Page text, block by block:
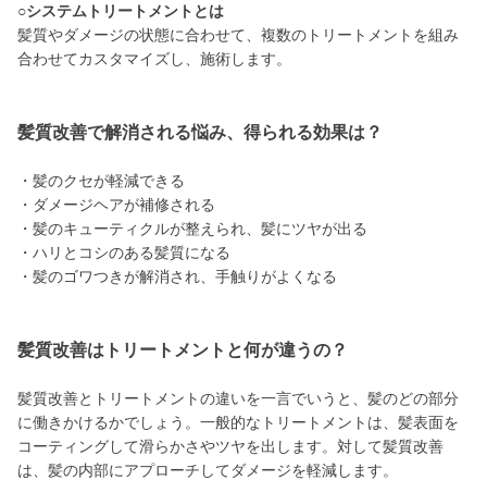
○システムトリートメントとは
髪質やダメージの状態に合わせて、複数のトリートメントを組み
合わせてカスタマイズし、施術します。
髪質改善で解消される悩み、得られる効果は？
・髪のクセが軽減できる
・ダメージヘアが補修される
・髪のキューティクルが整えられ、髪にツヤが出る
・ハリとコシのある髪質になる
・髪のゴワつきが解消され、手触りがよくなる
髪質改善はトリートメントと何が違うの？
髪質改善とトリートメントの違いを一言でいうと、髪のどの部分
に働きかけるかでしょう。一般的なトリートメントは、髪表面を
コーティングして滑らかさやツヤを出します。対して髪質改善
は、髪の内部にアプローチしてダメージを軽減します。